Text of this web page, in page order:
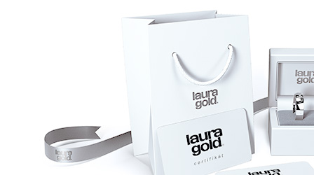
Zásnubné prstne z kolekcie Twist Elegance.